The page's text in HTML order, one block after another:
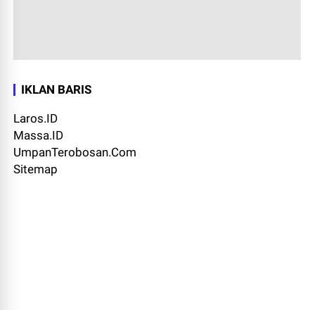
IKLAN BARIS
Laros.ID
Massa.ID
UmpanTerobosan.Com
Sitemap